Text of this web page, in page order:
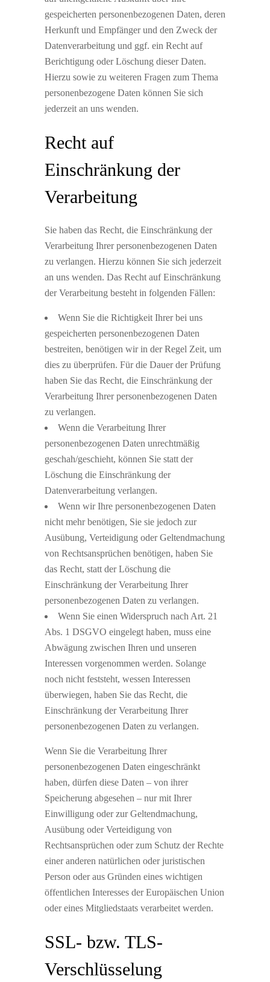
gespeicherten personenbezogenen Daten, deren
Herkunft und Empfänger und den Zweck der
Datenverarbeitung und ggf. ein Recht auf
Berichtigung oder Löschung dieser Daten.
Hierzu sowie zu weiteren Fragen zum Thema
personenbezogene Daten können Sie sich
jederzeit an uns wenden.
Recht auf
Einschränkung der
Verarbeitung
Sie haben das Recht, die Einschränkung der
Verarbeitung Ihrer personenbezogenen Daten
zu verlangen. Hierzu können Sie sich jederzeit
an uns wenden. Das Recht auf Einschränkung
der Verarbeitung besteht in folgenden Fällen:
Wenn Sie die Richtigkeit Ihrer bei uns
gespeicherten personenbezogenen Daten
bestreiten, benötigen wir in der Regel Zeit, um
dies zu überprüfen. Für die Dauer der Prüfung
haben Sie das Recht, die Einschränkung der
Verarbeitung Ihrer personenbezogenen Daten
zu verlangen.
Wenn die Verarbeitung Ihrer
personenbezogenen Daten unrechtmäßig
geschah/geschieht, können Sie statt der
Löschung die Einschränkung der
Datenverarbeitung verlangen.
Wenn wir Ihre personenbezogenen Daten
nicht mehr benötigen, Sie sie jedoch zur
Ausübung, Verteidigung oder Geltendmachung
von Rechtsansprüchen benötigen, haben Sie
das Recht, statt der Löschung die
Einschränkung der Verarbeitung Ihrer
personenbezogenen Daten zu verlangen.
Wenn Sie einen Widerspruch nach Art. 21
Abs. 1 DSGVO eingelegt haben, muss eine
Abwägung zwischen Ihren und unseren
Interessen vorgenommen werden. Solange
noch nicht feststeht, wessen Interessen
überwiegen, haben Sie das Recht, die
Einschränkung der Verarbeitung Ihrer
personenbezogenen Daten zu verlangen.
Wenn Sie die Verarbeitung Ihrer
personenbezogenen Daten eingeschränkt
haben, dürfen diese Daten – von ihrer
Speicherung abgesehen – nur mit Ihrer
Einwilligung oder zur Geltendmachung,
Ausübung oder Verteidigung von
Rechtsansprüchen oder zum Schutz der Rechte
einer anderen natürlichen oder juristischen
Person oder aus Gründen eines wichtigen
öffentlichen Interesses der Europäischen Union
oder eines Mitgliedstaats verarbeitet werden.
SSL- bzw. TLS-
Verschlüsselung